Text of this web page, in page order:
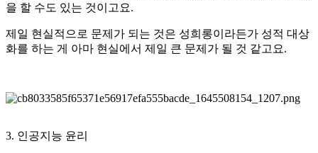
을 할 수도 있는 것이고요.
제일 현실적으로 문제가 되는 것은 성희롱이라든가 성적 대상
화를 하는 게 아마 현실에서 제일 큰 문제가 될 것 같고요.
3. 인공지능 윤리